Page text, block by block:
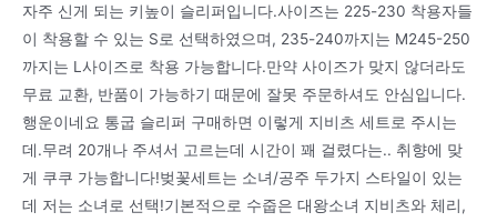
자주 신게 되는 키높이 슬리퍼입니다.사이즈는 225-230 착용자들
이 착용할 수 있는 S로 선택하였으며, 235-240까지는 M245-250
까지는 L사이즈로 착용 가능합니다.만약 사이즈가 맞지 않더라도
무료 교환, 반품이 가능하기 때문에 잘못 주문하셔도 안심입니다.
행운이네요 통굽 슬리퍼 구매하면 이렇게 지비츠 세트로 주시는
데.무려 20개나 주셔서 고르는데 시간이 꽤 걸렸다는.. 취향에 맞
게 쿠쿠 가능합니다!벚꽃세트는 소녀/공주 두가지 스타일이 있는
데 저는 소녀로 선택!기본적으로 수줍은 대왕소녀 지비츠와 체리,